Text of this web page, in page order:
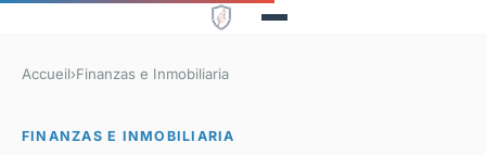
Accueil›Finanzas e Inmobiliaria
FINANZAS E INMOBILIARIA